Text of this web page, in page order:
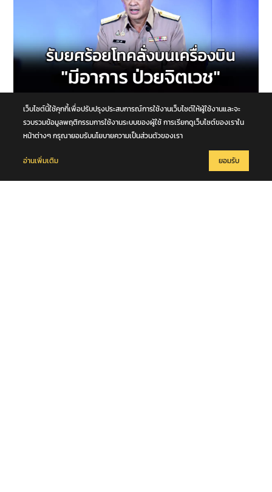
10 สิงหาคม 2569
กลาโหม รับ ทหารยศร้อยโท คลั่งบนเครื่องบิน "มีอาการ ป่วยจิตเวช" ต้น
สังกัดส่งบำบัดรักษา
เว็บไซต์นี้ใช้คุกกี้เพื่อปรับปรุงประสบการณ์การใช้งานเว็บไซต์ให้ผู้ใช้งานและจะ
รวบรวมข้อมูลพฤติกรรมการใช้งานระบบของผู้ใช้ การเรียกดูเว็บไซต์ของเราใน
หน้าต่างๆ กรุณายอมรับนโยบายความเป็นส่วนตัวของเรา
อ่านเพิ่มเติม ยอมรับ